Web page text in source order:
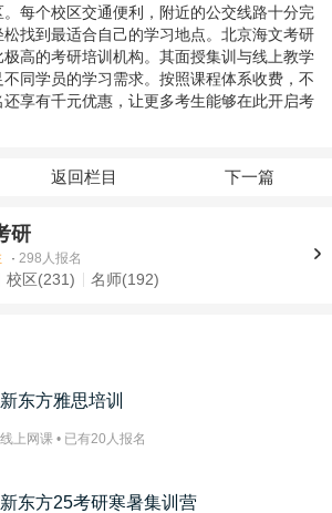
每个校区交通便利，附近的公交线路十分完
找到最适合自己的学习地点。北京海文考研
高的考研培训机构。其面授集训与线上教学
同学员的学习需求。按照课程体系收费，不
享有千元优惠，让更多考生能够在此开启考
返回栏目 下一篇
研
· 298人报名
校区(231) 名师(192)
新东方雅思培训
线上网课 • 已有20 人报名
新东方25考研寒暑集训营